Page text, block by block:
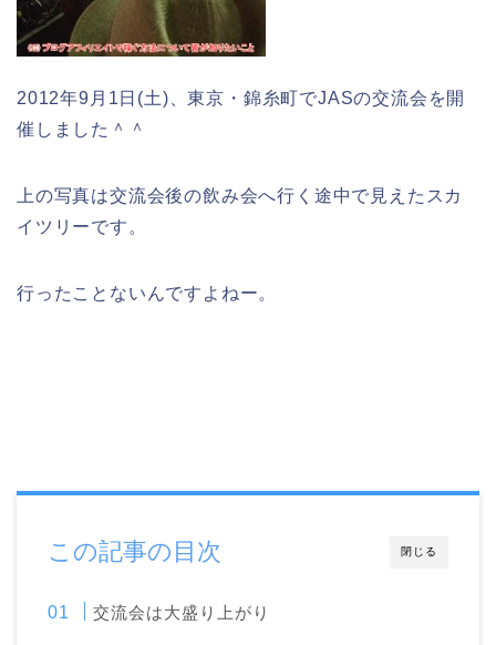
2012年9月1日(土)、東京・錦糸町でJASの交流会を開
催しました＾＾
上の写真は交流会後の飲み会へ行く途中で見えたスカ
イツリーです。
行ったことないんですよねー。
閉じる
この記事の目次
交流会は大盛り上がり